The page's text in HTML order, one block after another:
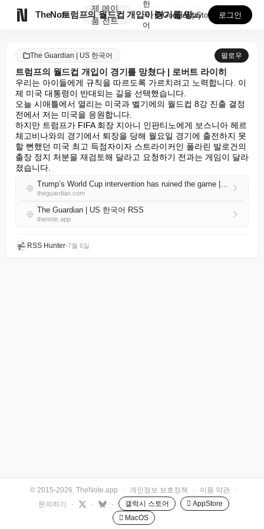
TheNote
제
품
에이
전트
트럼프의 월드컵 개입이 경기를 망쳤다 | 로버트 라이히
한
국
어
GooglePlay
AppStore 로그인
The Guardian | US 한국어 팔로우
트럼프의 월드컵 개입이 경기를 망쳤다 | 로버트 라이히
우리는 아이들에게 규칙을 따르도록 가르치려고 노력합니다. 이
제 미국 대통령이 반대되는 길을 선택했습니다.
오늘 시애틀에서 열리는 미국과 벨기에의 월드컵 8강 진출 결정
전에서 저는 미국을 응원합니다.
하지만 트럼프가 FIFA 회장 지아니 인판티노에게 보스니아 헤르
체고비나와의 경기에서 퇴장을 당해 월요일 경기에 출전하지 못
할 뻔했던 미국 최고 득점자이자 스트라이커인 폴라린 발로건의
출장 정지 처분을 재검토해 달라고 요청하기 전과는 게임이 달라
졌습니다.
Trump’s World Cup intervention has ruined the game | Robert Reich
theguardian.com
The Guardian | US 한국어 RSS
thenote.app
RSS Hunter•7월 6일
© 2015-2026, TheNote.app · 개인정보 보호정책 · 이용 약관
·
문의하기
· · · 갤럭시 스토어
 AppStore
 MacOS